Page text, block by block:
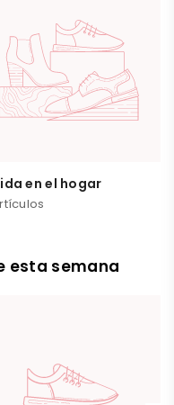
en el hogar
esta semana